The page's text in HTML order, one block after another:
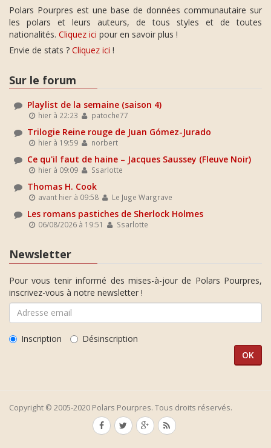
Polars Pourpres est une base de données communautaire sur
les polars et leurs auteurs, de tous styles et de toutes
nationalités. Cliquez ici pour en savoir plus !
Envie de stats ? Cliquez ici !
Sur le forum
Playlist de la semaine (saison 4)
hier à 22:23 patoche77
Trilogie Reine rouge de Juan Gómez-Jurado
hier à 19:59 norbert
Ce qu'il faut de haine – Jacques Saussey (Fleuve Noir)
hier à 09:09 Ssarlotte
Thomas H. Cook
avant hier à 09:58 Le Juge Wargrave
Les romans pastiches de Sherlock Holmes
06/08/2026 à 19:51 Ssarlotte
Newsletter
Pour vous tenir informé des mises-à-jour de Polars Pourpres,
inscrivez-vous à notre newsletter !
Inscription Désinscription
Copyright © 2005-2020 Polars Pourpres. Tous droits réservés.